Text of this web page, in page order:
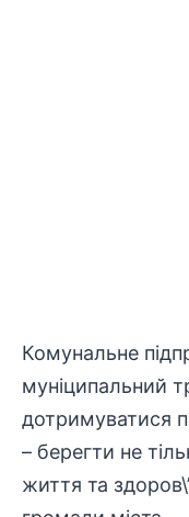
Комунальне
муніципальний
дотримуватися
– берегти не
життя та